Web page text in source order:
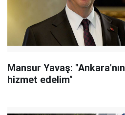
Mansur Yavaş:
hizmet edelim"